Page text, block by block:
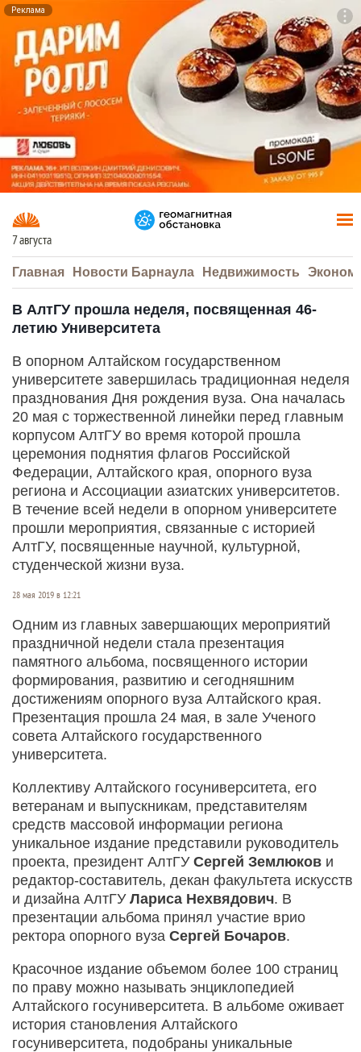
Реклама
7 августа
Главная Новости Барнаула Недвижимость
В АлтГУ прошла неделя, посвященная 46-
летию Университета
В опорном Алтайском государственном
университете завершилась традиционная неделя
празднования Дня рождения вуза. Она началась
20 мая с торжественной линейки перед главным
корпусом АлтГУ во время которой прошла
церемония поднятия флагов Российской
Федерации, Алтайского края, опорного вуза
региона и Ассоциации азиатских университетов.
В течение всей недели в опорном университете
прошли мероприятия, связанные с историей
АлтГУ, посвященные научной, культурной,
студенческой жизни вуза.
28 мая 2019 в 12:21
Одним из главных завершающих мероприятий
праздничной недели стала презентация
памятного альбома, посвященного истории
формирования, развитию и сегодняшним
достижениям опорного вуза Алтайского края.
Презентация прошла 24 мая, в зале Ученого
совета Алтайского государственного
университета.
Коллективу Алтайского госуниверситета, его
ветеранам и выпускникам, представителям
средств массовой информации региона
уникальное издание представили руководитель
проекта, президент АлтГУ Сергей Землюков и
редактор-составитель, декан факультета искусств
и дизайна АлтГУ Лариса Нехвядович. В
презентации альбома принял участие врио
ректора опорного вуза Сергей Бочаров.
Красочное издание объемом более 100 страниц
по праву можно называть энциклопедией
Алтайского госуниверситета. В альбоме оживает
история становления Алтайского
госуниверситета, подобраны уникальные